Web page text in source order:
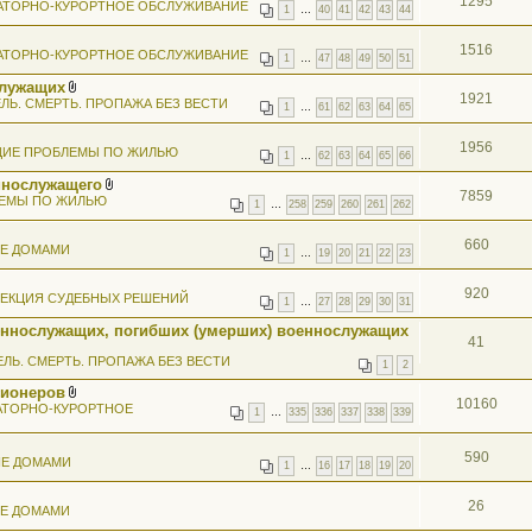
1 40 41 42 43 44
КУРОРТНОЕ ОБСЛУЖИВАНИЕ
1 47 48 49 50 51
КУРОРТНОЕ ОБСЛУЖИВАНИЕ 1516
о
е
н
и
я
1 61 62 63 64 65
СМЕРТЬ. ПРОПАЖА БЕЗ ВЕСТИ 1921
1 62 63 64 65 66
ПРОБЛЕМЫ ПО ЖИЛЬЮ 1956
о
н
я
1 258 259 260 261 262
ПО ЖИЛЬЮ 7859
1 19 20 21 22 23
ДОМАМИ 660
1 27 28 29 30 31
СУДЕБНЫХ РЕШЕНИЙ 920
погибших (умерших) военнослужащих
1 2
СМЕРТЬ. ПРОПАЖА БЕЗ ВЕСТИ
41
В
о
1 335 336 337 338 339
КУРОРТНОЕ
10160
1 16 17 18 19 20
ДОМАМИ 590
ДОМАМИ 26